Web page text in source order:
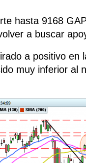
hasta 9168
a buscar
a positivo en
muy inferior al